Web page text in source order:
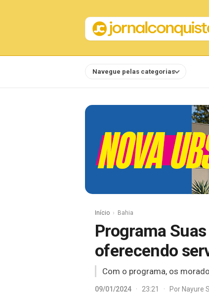
Navegue pelas categorias
Início Bahia
Programa
oferecendo
Com o programa, os
09/01/2024 · 23:21 · PorNayure